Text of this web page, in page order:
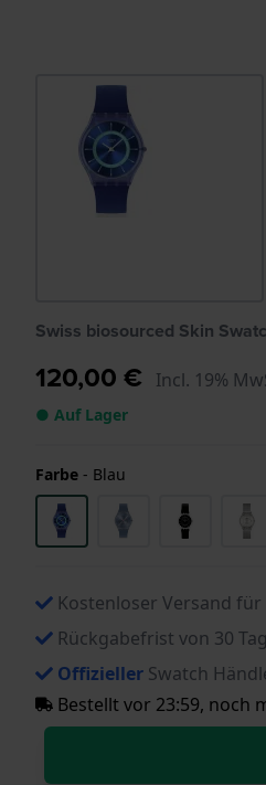
Swiss biosourced Skin
120,00 € Incl. 19%
● Auf Lager
Farbe - Blau
Kostenloser Versand
Rückgabefrist von 30
Offizieller Swatch
Bestellt vor 23:59, noch